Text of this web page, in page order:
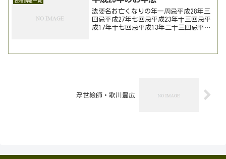
法要名お亡くなりの年一周忌平成28年三
回忌平成27年七回忌平成23年十三回忌平
成17年十七回忌平成13年二十三回忌平成
浮世絵師・歌川豊広